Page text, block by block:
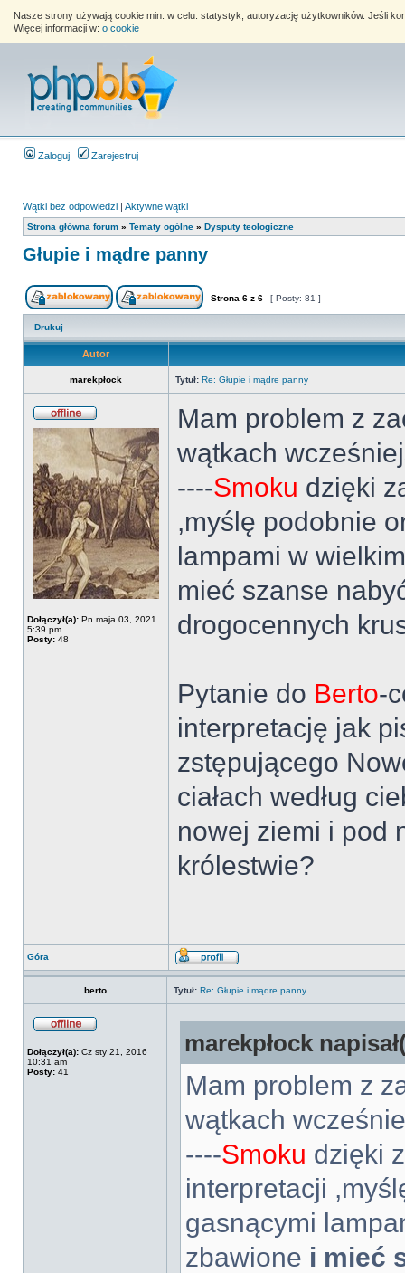
Nasze strony używają cookie min. w celu: statystyk, autoryzację użytkowników. Jeśli
Więcej informacji w: o cookie
Zaloguj Zarejestruj
Wątki bez odpowiedzi | Aktywne wątki
Strona główna forum » Tematy ogólne » Dysputy teologiczne
Głupie i mądre panny
Strona 6 z 6 [ Posty: 81 ]
Drukuj
Autor
marekpłock Tytuł: Re: Głupie i mądre panny
Dołączył(a): Pn maja 03, 2021
5:39 pm
Posty: 48
Mam problem z
wątkach
----Smoku dzięki
,myślę podobnie
lampami w
mieć szanse
drogocennych
Pytanie do Berto-
interpretację jak
zstępującego
ciałach według
nowej ziemi i pod
królestwie?
Góra
berto Tytuł: Re: Głupie i mądre panny
Dołączył(a): Cz sty 21, 2016
10:31 am
Posty: 41
marekpłock
Mam problem z
wątkach
----Smoku dzięki
interpretacji
gasnącymi
zbawione i mieć